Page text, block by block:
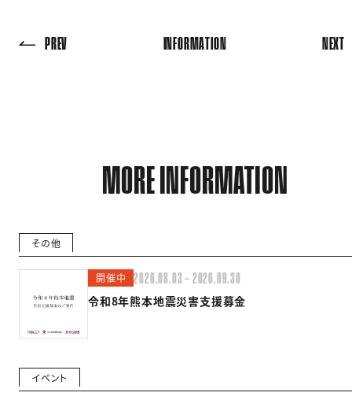
PREV INFORMATION NEXT
MORE INFORMATION
その他
開催中 2026.08.03 — 2026.09.30
令和8年熊本地震災害支援募金
イベント